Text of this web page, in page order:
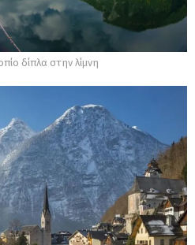
δίπλα στην λίμνη